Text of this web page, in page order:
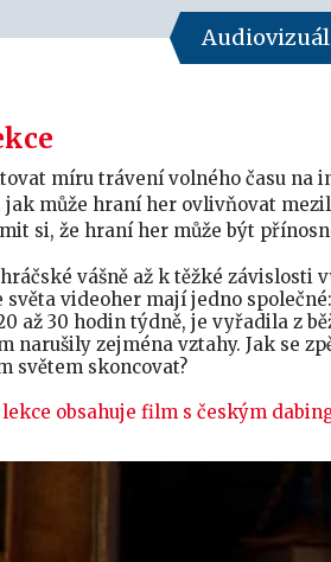
míru trávení volného času na
může hraní her ovlivňovat
si, že hraní her může být
hráčské vášně až k těžké
světa videoher mají jedno
až 30 hodin týdně, je vyřadila z
narušily zejména vztahy. Jak se
světem skoncovat?
obsahuje film s českým